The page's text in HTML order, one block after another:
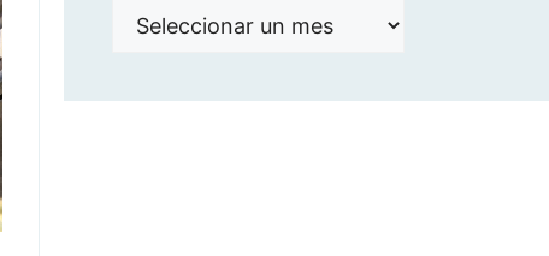
Histórico